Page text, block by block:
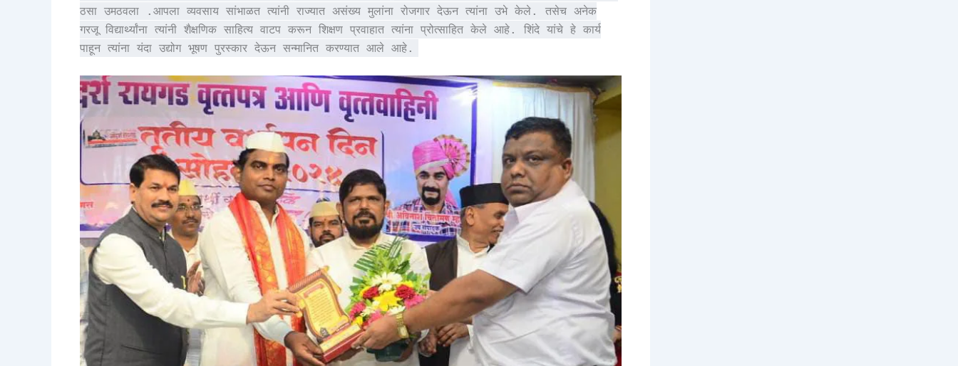
ठसा उमठवला .आपला व्यवसाय सांभाळत त्यांनी राज्यात असंख्य मुलांना रोजगार देऊन त्यांना उभे केले. तसेच अनेक
गरजू विद्यार्थ्यांना त्यांनी शैक्षणिक साहित्य वाटप करून शिक्षण प्रवाहात त्यांना प्रोत्साहित केले आहे. शिंदे यांचे हे कार्य
पाहून त्यांना यंदा उद्योग भूषण पुरस्कार देऊन सन्मानित करण्यात आले आहे.